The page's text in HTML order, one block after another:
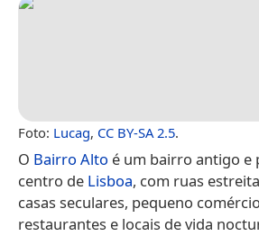
Foto: Lucag, CC BY-SA 2.5.
O Bairro Alto é um bairro antigo e
centro de Lisboa, com ruas
casas seculares, pequeno
restaurantes e locais de vida